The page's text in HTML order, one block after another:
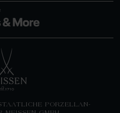
PORZELLAN-